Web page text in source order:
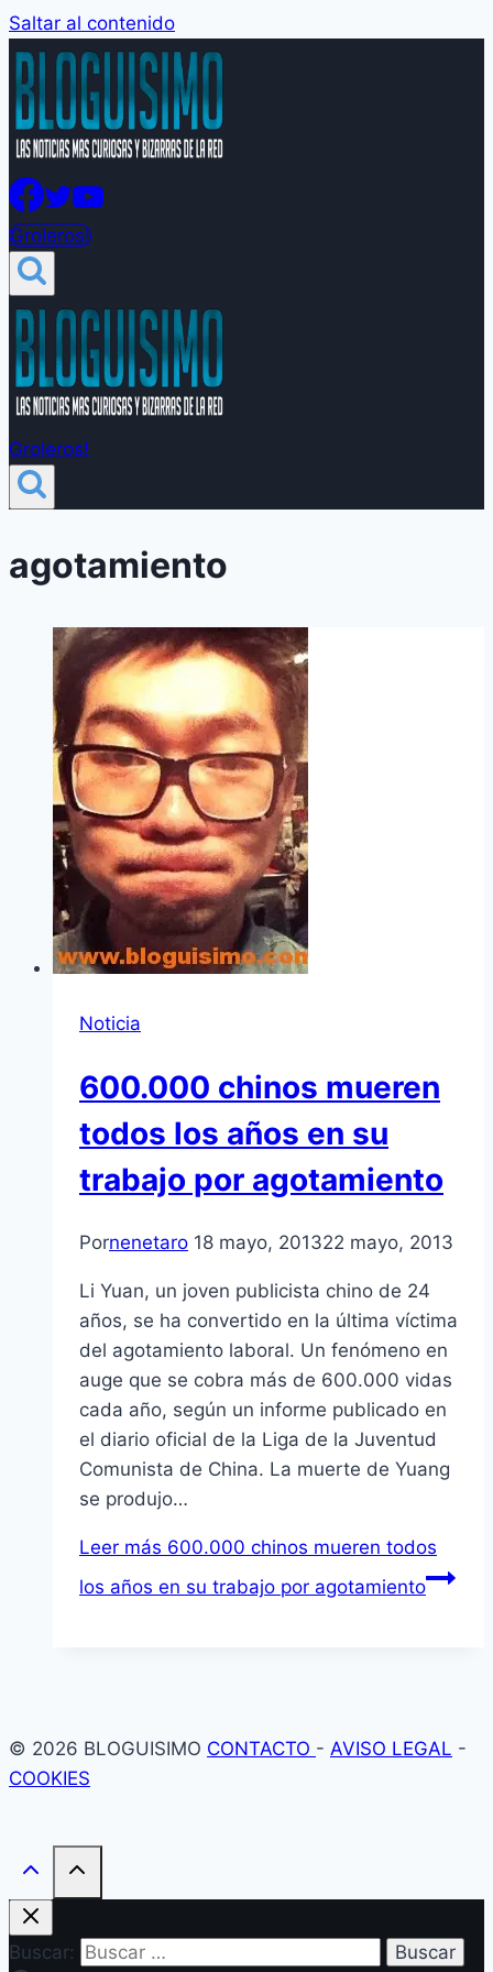
Saltar al contenido
Groleros!
Groleros!
agotamiento
Noticia
600.000 chinos mueren
todos los años en su
trabajo por agotamiento
Pornenetaro 18 mayo, 201322 mayo, 2013
Li Yuan, un joven publicista chino de 24
años, se ha convertido en la última víctima
del agotamiento laboral. Un fenómeno en
auge que se cobra más de 600.000 vidas
cada año, según un informe publicado en
el diario oficial de la Liga de la Juventud
Comunista de China. La muerte de Yuang
se produjo…
Leer más 600.000 chinos mueren todos
los años en su trabajo por agotamiento
© 2026 BLOGUISIMO CONTACTO - AVISO LEGAL -
COOKIES
Buscar: